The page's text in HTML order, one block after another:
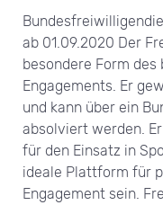
ab 01.09.2020 Der
besondere Form
Engagements. Er
und kann über ein
absolviert werden.
für den Einsatz in
ideale Plattform für
Engagement sein.